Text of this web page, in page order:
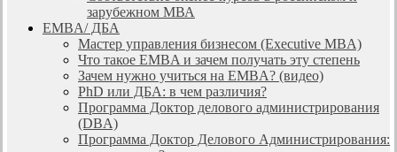
зарубежном МВА
EMBA/ ДБA
Мастер управления бизнесом (Executive MBA)
Что такое EMBA и зачем получать эту степень
Зачем нужно учиться на EMBA? (видео)
PhD или ДБА: в чем различия?
Программа Доктор делового администрирования
(DBА)
Программа Доктор Делового Администрирования: